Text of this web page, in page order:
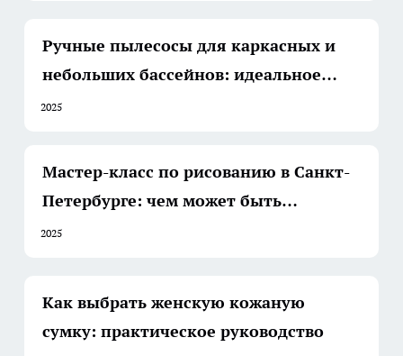
Ручные пылесосы для каркасных и
небольших бассейнов: идеальное
решение для чистоты
2025
Мастер-класс по рисованию в Санкт-
Петербурге: чем может быть
полезен?
2025
Как выбрать женскую кожаную
сумку: практическое руководство